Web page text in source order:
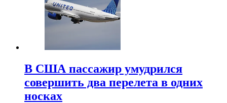
В США пассажир умудрился
совершить два перелета в одних
носках